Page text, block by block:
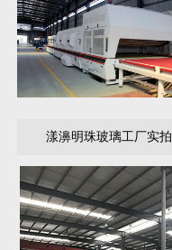
漾濞明珠玻璃工厂实拍